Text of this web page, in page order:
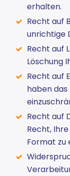
erhalten.
Recht auf
unrichtige
Recht auf
Löschung
Recht auf
haben
Recht auf
Recht,
Format zu